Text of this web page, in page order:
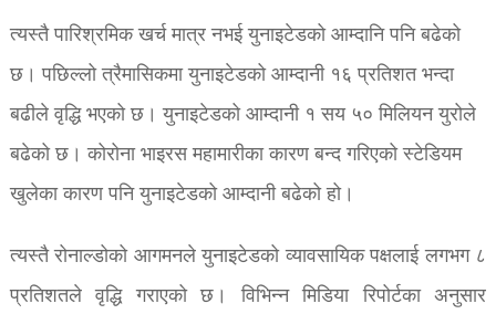
त्यस्तै पारिश्रमिक खर्च मात्र नभई युनाइटेडको आम्दानि पनि बढेको
छ। पछिल्लो त्रैमासिकमा युनाइटेडको आम्दानी १६ प्रतिशत भन्दा
बढीले वृद्धि भएको छ। युनाइटेडको आम्दानी १ सय ५० मिलियन युरोले
बढेको छ। कोरोना भाइरस महामारीका कारण बन्द गरिएको स्टेडियम
खुलेका कारण पनि युनाइटेडको आम्दानी बढेको हो।
त्यस्तै रोनाल्डोको आगमनले युनाइटेडको व्यावसायिक पक्षलाई लगभग ८
प्रतिशतले वृद्धि गराएको छ। विभिन्न मिडिया रिपोर्टका अनुसार